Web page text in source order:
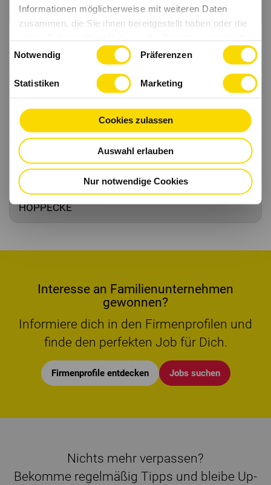
Informationen möglicherweise mit weiteren Daten
zusammen, die Sie ihnen bereitgestellt haben oder die
haben.
Notwendig Präferenzen
Statistiken Marketing
Cookies zulassen
Auswahl erlauben
Nur notwendige Cookies
Christine Wüst, Geschäftsführerin Witzenmann
Ludwig Merz, Nachhaltigkeitsbeauftragter
HOPPECKE
Interesse an Familienunternehmen
gewonnen?
Informiere dich in den Firmenprofilen und
finde den perfekten Job für Dich.
Firmenprofile entdecken Jobs suchen
Nichts mehr verpassen?
Bekomme regelmäßig Tipps und bleibe Up-